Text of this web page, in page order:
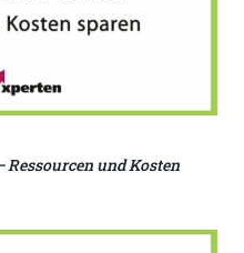
Ressourcen und Kosten